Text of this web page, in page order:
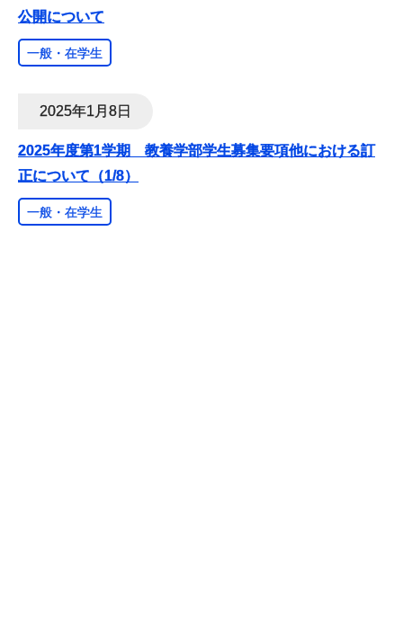
公開について
一般・在学生
2025年1月8日
2025年度第1学期 教養学部学生募集要項他における訂
正について（1/8）
一般・在学生